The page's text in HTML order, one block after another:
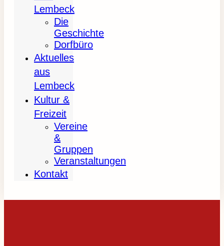
Lembeck
Die
Geschichte
Dorfbüro
Aktuelles
aus
Lembeck
Kultur &
Freizeit
Vereine
&
Gruppen
Veranstaltungen
Kontakt